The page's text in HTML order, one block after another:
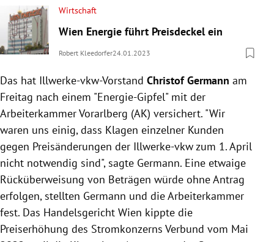
Wirtschaft
Wien Energie führt Preisdeckel ein
Robert Kleedorfer24.01.2023
Das hat Illwerke-vkw-Vorstand Christof Germann am
Freitag nach einem "Energie-Gipfel" mit der
Arbeiterkammer Vorarlberg (AK) versichert. "Wir
waren uns einig, dass Klagen einzelner Kunden
gegen Preisänderungen der Illwerke-vkw zum 1. April
nicht notwendig sind", sagte Germann. Eine etwaige
Rücküberweisung von Beträgen würde ohne Antrag
erfolgen, stellten Germann und die Arbeiterkammer
fest. Das Handelsgericht Wien kippte die
Preiserhöhung des Stromkonzerns Verbund vom Mai